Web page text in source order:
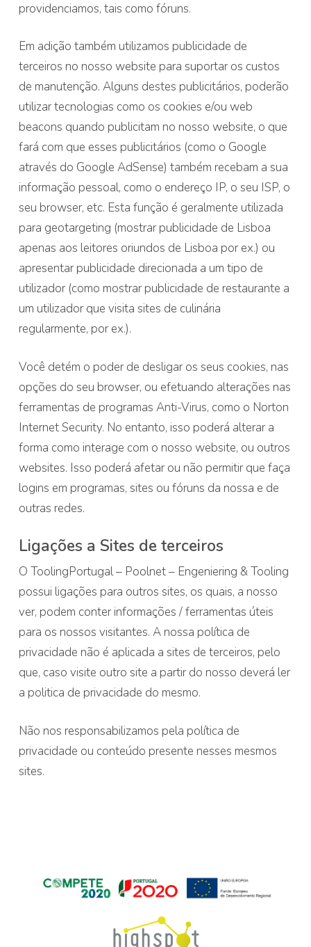
providenciamos, tais como fóruns.
Em adição também utilizamos publicidade de
terceiros no nosso website para suportar os custos
de manutenção. Alguns destes publicitários, poderão
utilizar tecnologias como os cookies e/ou web
beacons quando publicitam no nosso website, o que
fará com que esses publicitários (como o Google
através do Google AdSense) também recebam a sua
informação pessoal, como o endereço IP, o seu ISP, o
seu browser, etc. Esta função é geralmente utilizada
para geotargeting (mostrar publicidade de Lisboa
apenas aos leitores oriundos de Lisboa por ex.) ou
apresentar publicidade direcionada a um tipo de
utilizador (como mostrar publicidade de restaurante a
um utilizador que visita sites de culinária
regularmente, por ex.).
Você detém o poder de desligar os seus cookies, nas
opções do seu browser, ou efetuando alterações nas
ferramentas de programas Anti-Virus, como o Norton
Internet Security. No entanto, isso poderá alterar a
forma como interage com o nosso website, ou outros
websites. Isso poderá afetar ou não permitir que faça
logins em programas, sites ou fóruns da nossa e de
outras redes.
Ligações a Sites de terceiros
O ToolingPortugal – Poolnet – Engeniering & Tooling
possui ligações para outros sites, os quais, a nosso
ver, podem conter informações / ferramentas úteis
para os nossos visitantes. A nossa política de
privacidade não é aplicada a sites de terceiros, pelo
que, caso visite outro site a partir do nosso deverá ler
a politica de privacidade do mesmo.
Não nos responsabilizamos pela política de
privacidade ou conteúdo presente nesses mesmos
sites.